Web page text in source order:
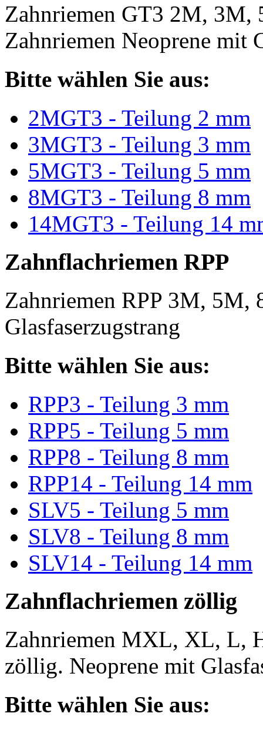
Zahnriemen GT3 2M, 3M,
Zahnriemen Neoprene mit
Bitte wählen Sie aus:
2MGT3 - Teilung 2 mm
3MGT3 - Teilung 3 mm
5MGT3 - Teilung 5 mm
8MGT3 - Teilung 8 mm
14MGT3 - Teilung 14
Zahnflachriemen RPP
Zahnriemen RPP 3M, 5M,
Glasfaserzugstrang
Bitte wählen Sie aus:
RPP3 - Teilung 3 mm
RPP5 - Teilung 5 mm
RPP8 - Teilung 8 mm
RPP14 - Teilung 14 mm
SLV5 - Teilung 5 mm
SLV8 - Teilung 8 mm
SLV14 - Teilung 14 mm
Zahnflachriemen zöllig
Zahnriemen MXL, XL, L,
zöllig. Neoprene mit
Bitte wählen Sie aus: